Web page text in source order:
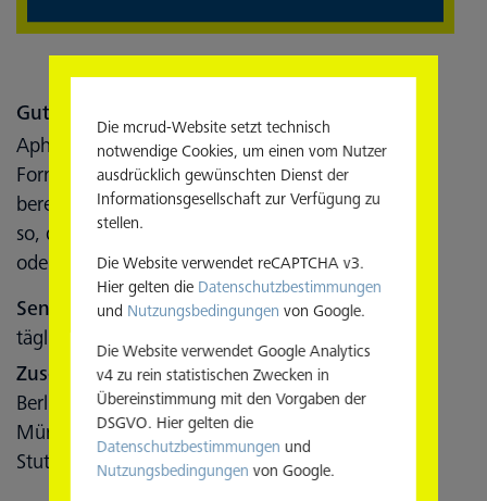
Gut gesagt
Aphorismen, Zitate, Lebensweisheiten. Dieses
Format hält für jeden Tag ein geflügeltes Wort
bereit: mal bekannt, mal unbekannt – aber immer
so, dass es ein Schmunzeln, zustimmendes Nicken
oder Kopfschütteln erzeugt.
Sendezeiten:
täglich 4–24 Uhr
Zuschauer:
Berlin: 2.312.000 pro Tag
München: 1.227.400 pro Tag
Stuttgart: 616.700 pro Tag
Die mcrud-Website setzt technisch
notwendige Cookies, um einen vom Nutzer
ausdrücklich gewünschten Dienst der
Informationsgesellschaft zur Verfügung zu
stellen.
Die Website verwendet reCAPTCHA v3.
Hier gelten die Datenschutzbestimmungen
und Nutzungsbedingungen von Google.
Die Website verwendet Google Analytics
v4 zu rein statistischen Zwecken in
Übereinstimmung mit den Vorgaben der
DSGVO. Hier gelten die
Datenschutzbestimmungen und
Nutzungsbedingungen von Google.